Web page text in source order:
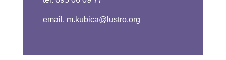
email. m.kubica@lustro.org